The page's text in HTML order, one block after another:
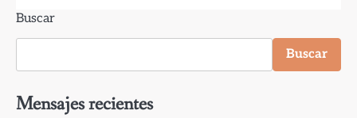
Buscar
Buscar
Mensajes recientes